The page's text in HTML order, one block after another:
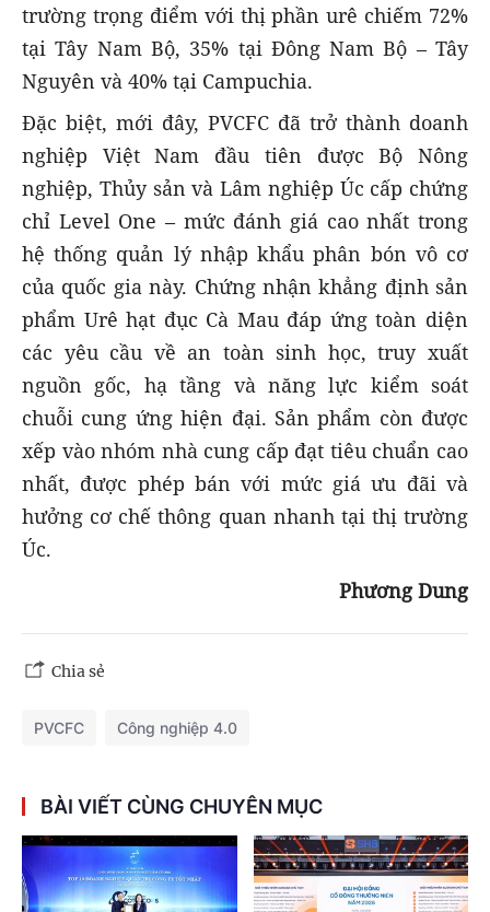
trường trọng điểm với thị phần urê chiếm 72%
tại Tây Nam Bộ, 35% tại Đông Nam Bộ – Tây
Nguyên và 40% tại Campuchia.
Đặc biệt, mới đây, PVCFC đã trở thành doanh
nghiệp Việt Nam đầu tiên được Bộ Nông
nghiệp, Thủy sản và Lâm nghiệp Úc cấp chứng
chỉ Level One – mức đánh giá cao nhất trong
hệ thống quản lý nhập khẩu phân bón vô cơ
của quốc gia này. Chứng nhận khẳng định sản
phẩm Urê hạt đục Cà Mau đáp ứng toàn diện
các yêu cầu về an toàn sinh học, truy xuất
nguồn gốc, hạ tầng và năng lực kiểm soát
chuỗi cung ứng hiện đại. Sản phẩm còn được
xếp vào nhóm nhà cung cấp đạt tiêu chuẩn cao
nhất, được phép bán với mức giá ưu đãi và
hưởng cơ chế thông quan nhanh tại thị trường
Úc.
Phương Dung
Chia sẻ
PVCFC Công nghiệp 4.0
BÀI VIẾT CÙNG CHUYÊN MỤC